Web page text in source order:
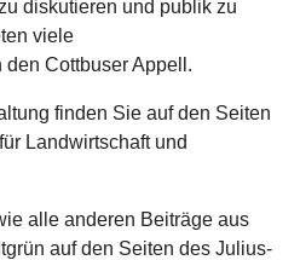
diskutieren und publik zu
viele
Cottbuser Appell.
finden Sie auf den Seiten
Landwirtschaft und
alle anderen Beiträge aus
auf den Seiten des Julius-